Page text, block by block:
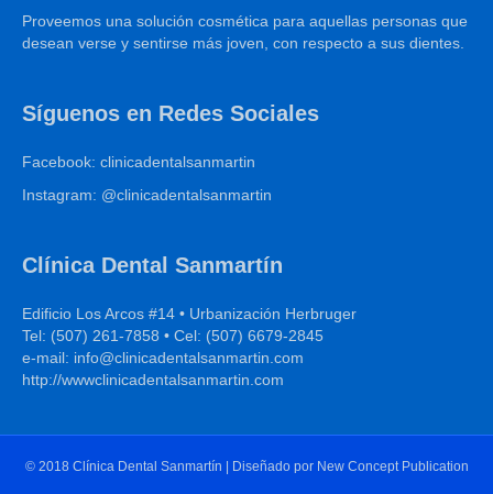
Proveemos una solución cosmética para aquellas personas que
desean verse y sentirse más joven, con respecto a sus dientes.
Síguenos en Redes Sociales
Facebook: clinicadentalsanmartin
Instagram: @clinicadentalsanmartin
Clínica Dental Sanmartín
Edificio Los Arcos #14 • Urbanización Herbruger
Tel: (507) 261-7858 • Cel: (507) 6679-2845
e-mail: info@clinicadentalsanmartin.com
http://wwwclinicadentalsanmartin.com
© 2018 Clínica Dental Sanmartín | Diseñado por New Concept Publication